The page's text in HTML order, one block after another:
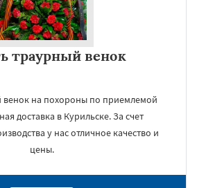
траурный венок
венок на похороны по приемлемой
доставка в Курильске. За счет
у нас отличное качество и
цены.